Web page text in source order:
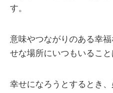
す。
意味やつながりのある幸
せな場所にいつもいること
幸せになろうとするとき